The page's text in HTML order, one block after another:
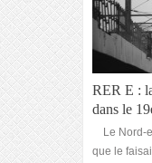
RER E :
dans le
Le Nord-
que le